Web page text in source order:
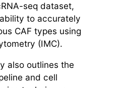
seq dataset,
to accurately
CAF types using
(IMC).
also outlines the
and cell